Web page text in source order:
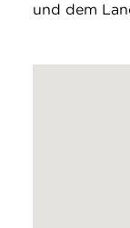
und dem